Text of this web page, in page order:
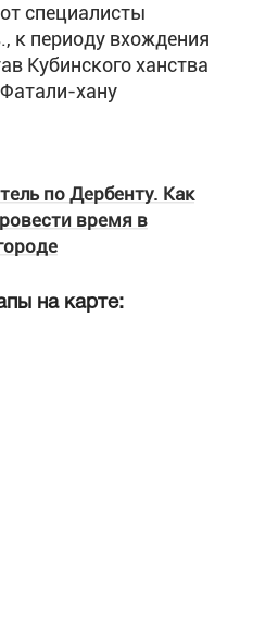
специалисты
к периоду вхождения
Кубинского ханства
хану
по Дербенту. Как
время в
на карте: